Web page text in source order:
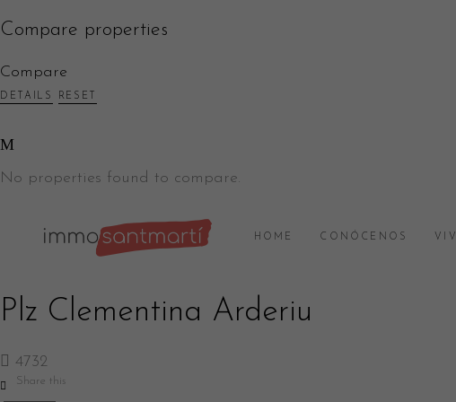
Compare properties
Compare
DETAILS RESET
No properties found to compare.
HOME CONÓCENOS
Plz Clementina Arderiu
4732
Share this